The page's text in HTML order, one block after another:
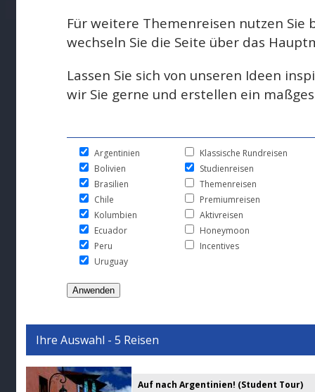
Für weitere Themenreisen nutzen
wechseln Sie die Seite über das
Lassen Sie sich von unseren Ideen
wir Sie gerne und erstellen ein
Argentinien
Bolivien
Brasilien
Chile
Kolumbien
Ecuador
Peru
Uruguay
Klassische Rundreisen
Studienreisen
Themenreisen
Premiumreisen
Aktivreisen
Honeymoon
Incentives
Ihre Auswahl - 5 Reisen
Auf nach Argentinien! (Student Tour)